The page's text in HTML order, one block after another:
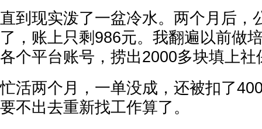
直到现实泼了一盆冷水。两个月后，
了，账上只剩986元。我翻遍以前做
各个平台账号，捞出2000多块填上社
忙活两个月，一单没成，还被扣了
要不出去重新找工作算了。